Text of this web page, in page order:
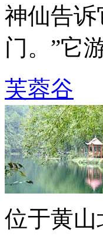
神仙告诉
门。”它
芙蓉谷
位于黄山